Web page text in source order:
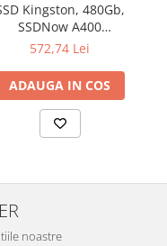
Kingston, 480Gb,
SSDNow A400
"SA400S37/480G"
572,74 Lei
ADAUGA IN COS
noastre